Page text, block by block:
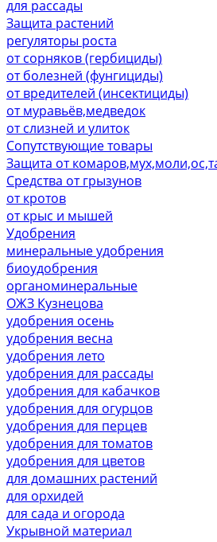
для рассады
Защита растений
регуляторы роста
от сорняков (гербициды)
от болезней (фунгициды)
от вредителей (инсектициды)
от муравьёв,медведок
от слизней и улиток
Сопутствующие товары
Защита от
Средства от грызунов
от кротов
от крыс и мышей
Удобрения
минеральные удобрения
биоудобрения
органоминеральные
ОЖЗ Кузнецова
удобрения осень
удобрения весна
удобрения лето
удобрения для рассады
удобрения для кабачков
удобрения для огурцов
удобрения для перцев
удобрения для томатов
удобрения для цветов
для домашних растений
для орхидей
для сада и огорода
Укрывной материал